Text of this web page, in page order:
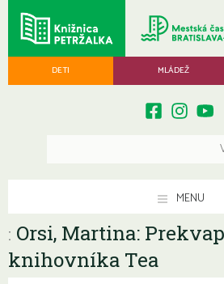
DETI MLÁDEŽ
MENU
: Orsi, Martina:
knihovníka Tea